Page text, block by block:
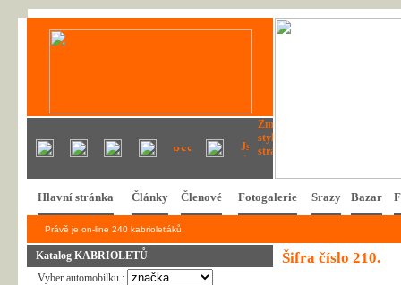
Hlavní stránka Články Členové Fotogalerie Srazy Bazar
Právě je on-line 240 kabrioleťáků.
Katalog KABRIOLETŮ
Vyber automobilku :
Šifra číslo 210.